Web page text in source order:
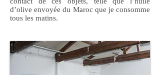
d’olive envoyée du Maroc que je consomme
tous les matins.